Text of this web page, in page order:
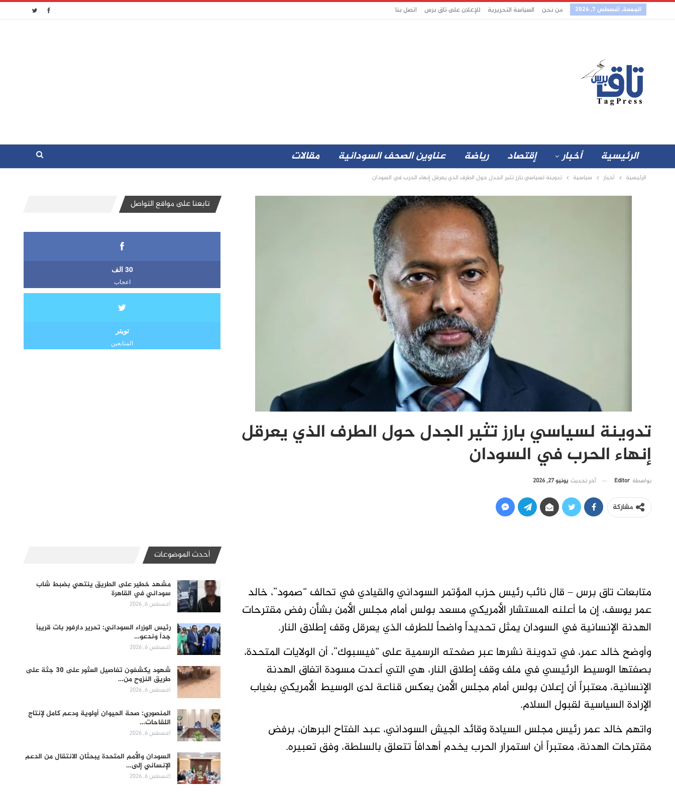
الجمعة, أغسطس 7, 2026 من نحن السياسة التحريرية للإعلان على تاق برس اتصل بنا
الرئيسية أخبار إقتصاد رياضة عناوين الصحف السودانية مقالات
الرئيسية أخبار سياسية تدوينة لسياسي بارز تثير الجدل حول الطرف الذي يعرقل إنهاء الحرب في السودان
تدوينة لسياسي بارز تثير الجدل حول الطرف الذي يعرقل
إنهاء الحرب في السودان
بواسطة Editor آخر تحديث يونيو 27, 2026
مشاركة
متابعات تاق برس – قال نائب رئيس حزب المؤتمر السوداني والقيادي في تحالف “صمود”، خالد
عمر يوسف، إن ما أعلنه المستشار الأمريكي مسعد بولس أمام مجلس الأمن بشأن رفض مقترحات
الهدنة الإنسانية في السودان يمثل تحديداً واضحاً للطرف الذي يعرقل وقف إطلاق النار.
وأوضح خالد عمر، في تدوينة نشرها عبر صفحته الرسمية على “فيسبوك”، أن الولايات المتحدة،
بصفتها الوسيط الرئيسي في ملف وقف إطلاق النار، هي التي أعدت مسودة اتفاق الهدنة
الإنسانية، معتبراً أن إعلان بولس أمام مجلس الأمن يعكس قناعة لدى الوسيط الأمريكي بغياب
الإرادة السياسية لقبول السلام.
واتهم خالد عمر رئيس مجلس السيادة وقائد الجيش السوداني، عبد الفتاح البرهان، برفض
مقترحات الهدنة، معتبراً أن استمرار الحرب يخدم أهدافاً تتعلق بالسلطة، وفق تعبيره.
تابعنا على مواقع التواصل
30 الف
اعجاب
تويتر
المتابعين
أحدث الموضوعات
مشهد خطير على الطريق ينتهي بضبط شاب
سوداني في القاهرة
أغسطس 6, 2026
رئيس الوزراء السوداني: تحرير دارفور بات قريباً
جداً وندعو…
أغسطس 6, 2026
شهود يكشفون تفاصيل العثور على 30 جثة على
طريق النزوح من…
أغسطس 6, 2026
المنصوري: صحة الحيوان أولوية ودعم كامل لإنتاج
اللقاحات…
أغسطس 6, 2026
السودان والأمم المتحدة يبحثان الانتقال من الدعم
الإنساني إلى…
أغسطس 6, 2026